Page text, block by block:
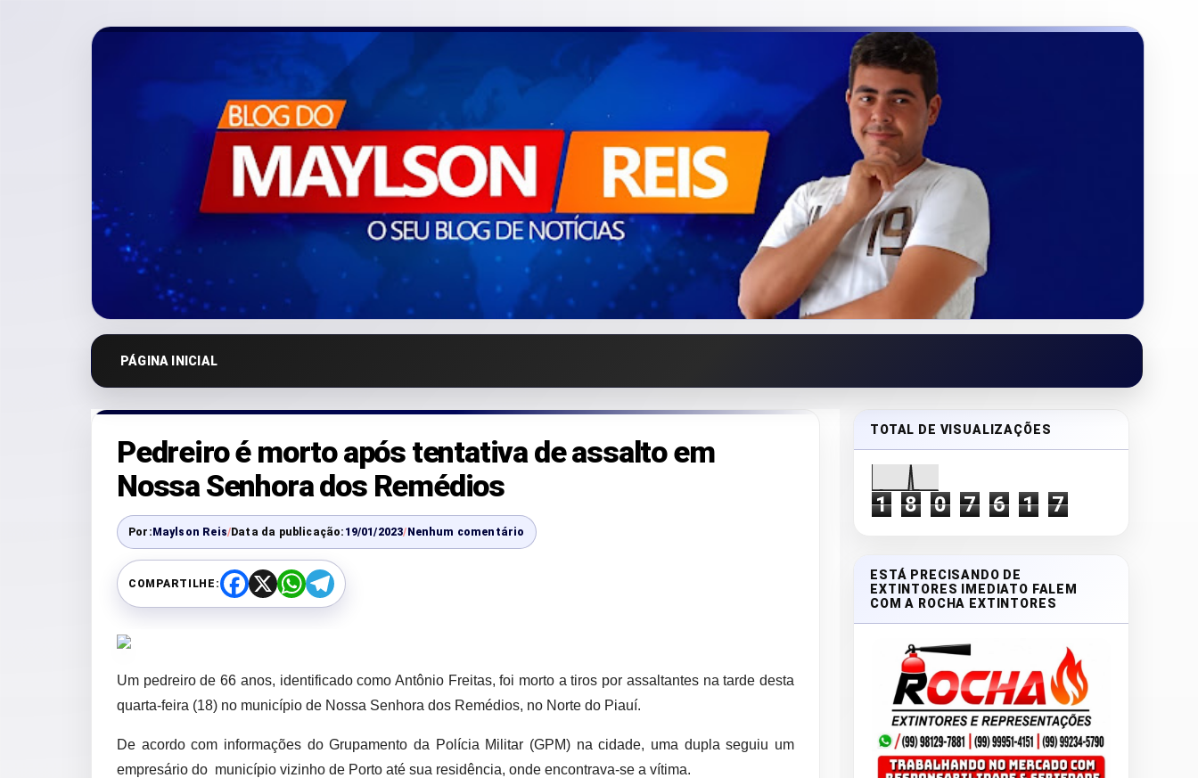
PÁGINA INICIAL
Pedreiro é morto após tentativa de assalto em
Nossa Senhora dos Remédios
Por:Maylson Reis/Data da publicação: 19/01/2023/Nenhum comentário
COMPARTILHE:
F
a
o
k
X
W
h
p
p
T
e
a
m
Um pedreiro de 66 anos, identificado como Antônio Freitas, foi morto a tiros por assaltantes na tarde desta
quarta-feira (18) no município de Nossa Senhora dos Remédios, no Norte do Piauí.
De acordo com informações do Grupamento da Polícia Militar (GPM) na cidade, uma dupla seguiu um
empresário do município vizinho de Porto até sua residência, onde encontrava-se a vítima.
TOTAL DE VISUALIZAÇÕES
1 8 0 7 6 1 7
ESTÁ PRECISANDO DE
EXTINTORES IMEDIATO FALEM
COM A ROCHA EXTINTORES